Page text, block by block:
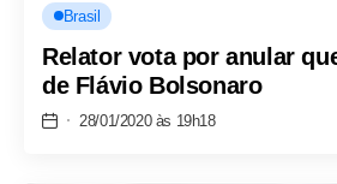
Brasil
Relator vota por anular
de Flávio Bolsonaro
28/01/2020 às 19h18